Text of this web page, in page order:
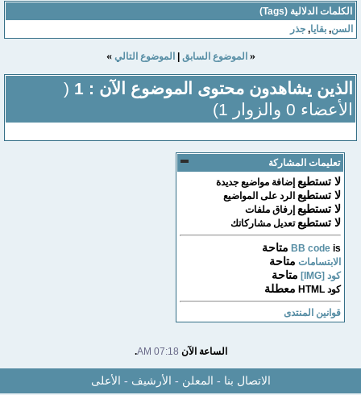
الكلمات الدلالية (Tags)
السن,بقايا,جذر
« الموضوع السابق|الموضوع التالي »
الذين يشاهدون محتوى الموضوع الآن : 1
(
الأعضاء 0 والزوار 1)
تعليمات المشاركة
لا تستطيعإضافة مواضيع جديدة
لا تستطيعالرد على المواضيع
لا تستطيعإرفاق ملفات
لا تستطيعتعديل مشاركاتك
BB codeis متاحة
الابتسامات متاحة
كود [IMG] متاحة
كود HTML معطلة
قوانين المنتدى
الساعة الآن07:18 AM
.
الاتصال بنا-المعلن-الأرشيف -الأعلى